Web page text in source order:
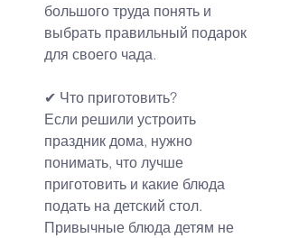
большого труда понять и
выбрать правильный подарок
для своего чада.
✔ Что приготовить?
Если решили устроить
праздник дома, нужно
понимать, что лучше
приготовить и какие блюда
подать на детский стол.
Привычные блюда детям не